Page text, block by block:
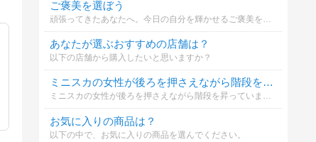
ご褒美を選ぼう
頑張ってきたあなたへ。今日の自分を輝かせるご褒美を選んでください
あなたが選ぶおすすめの店舗は？
以下の店舗から購入したいと思いますか？
ミニスカの女性が後ろを押さえながら階段を昇っていた。あなたはどう思う？
ミニスカの女性が後ろを押さえながら階段を昇っていました。このような光景を見た場合、あなたはどのように思いますか？まあ、その女性にもそれなりの事情があると思いますが。
お気に入りの商品は？
以下の中で、お気に入りの商品を選んでください。